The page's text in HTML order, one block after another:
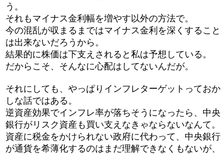
う。
それもマイナス金利幅を増やす以外の方法で。
今の混乱が収まるまではマイナス金利を深くすること
は出来ないだろうから。
結果的に株価は下支えされると私は予想している。
だからこそ、そんなに心配はしてないんだが。
それにしても、やっぱりインフレターゲットっておか
しな話ではある。
逆資産効果でインフレ率が落ちそうになったら、中央
銀行がリスク資産も買い支えなきゃならないなんて。
資産に税金をかけられない政府に代わって、中央銀行
が通貨を希薄化するのはまだ理解できなくもないが、